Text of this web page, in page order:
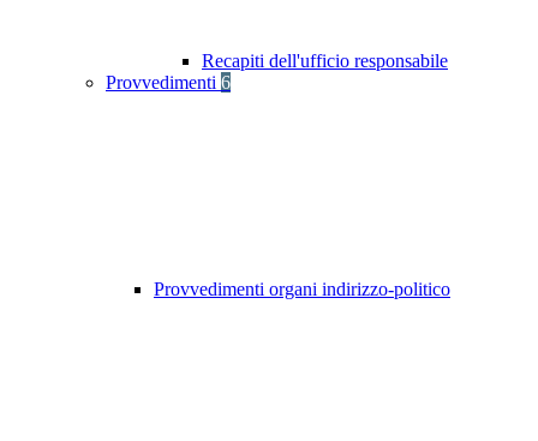
Recapiti dell'ufficio responsabile
Provvedimenti 6
Provvedimenti organi indirizzo-politico